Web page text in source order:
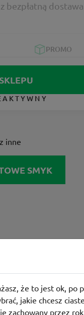
bezpłatną
PROMO
inne
SMYK
że to jest ok, po
jakie chcesz
zachowany przez